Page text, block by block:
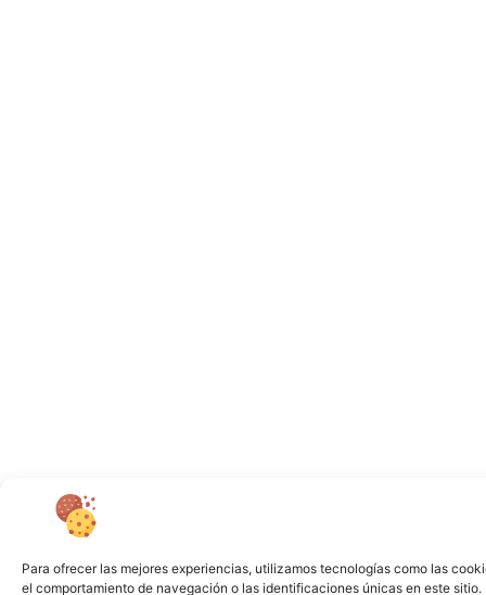
Para ofrecer las mejores experiencias, utilizamos tecnologías como las
el comportamiento de navegación o las identificaciones únicas en este